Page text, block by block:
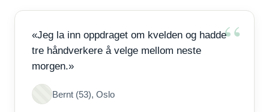
«Jeg la inn oppdraget om kvelden og hadde
tre håndverkere å velge mellom neste
morgen.»
Bernt (53), Oslo